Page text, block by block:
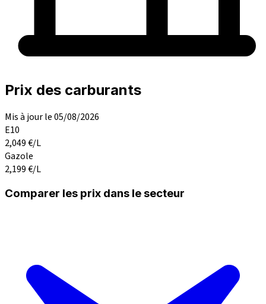
Prix des carburants
Mis à jour le 05/08/2026
E10
2,049€/L
Gazole
2,199€/L
Comparer les prix dans le secteur